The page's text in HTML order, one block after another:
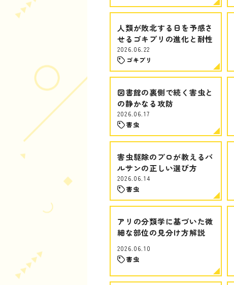
人類が敗北する日を予感さ
せるゴキブリの進化と耐性
2026.06.22
ゴキブリ
図書館の裏側で続く害虫と
の静かなる攻防
2026.06.17
害虫
害虫駆除のプロが教えるバ
ルサンの正しい選び方
2026.06.14
害虫
アリの分類学に基づいた微
細な部位の見分け方解説
2026.06.10
害虫